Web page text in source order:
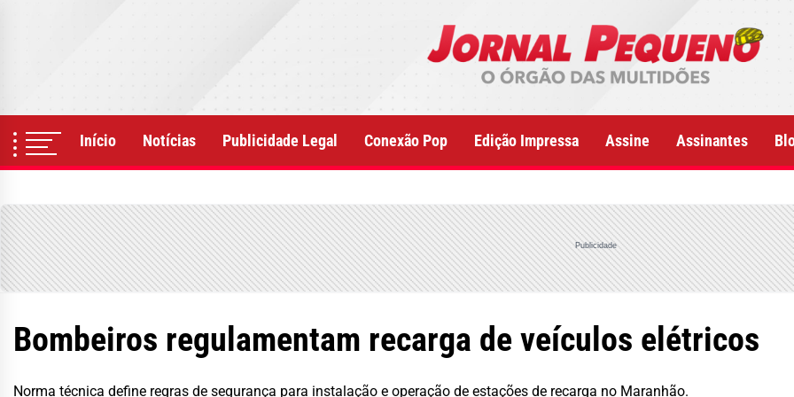
Início Notícias Publicidade Legal Conexão Pop Edição Impressa Assine Assinantes
Publicidade
Bombeiros regulamentam recarga de veículos elétricos
Norma técnica define regras de segurança para instalação e operação de estações de recarga no Maranhão.